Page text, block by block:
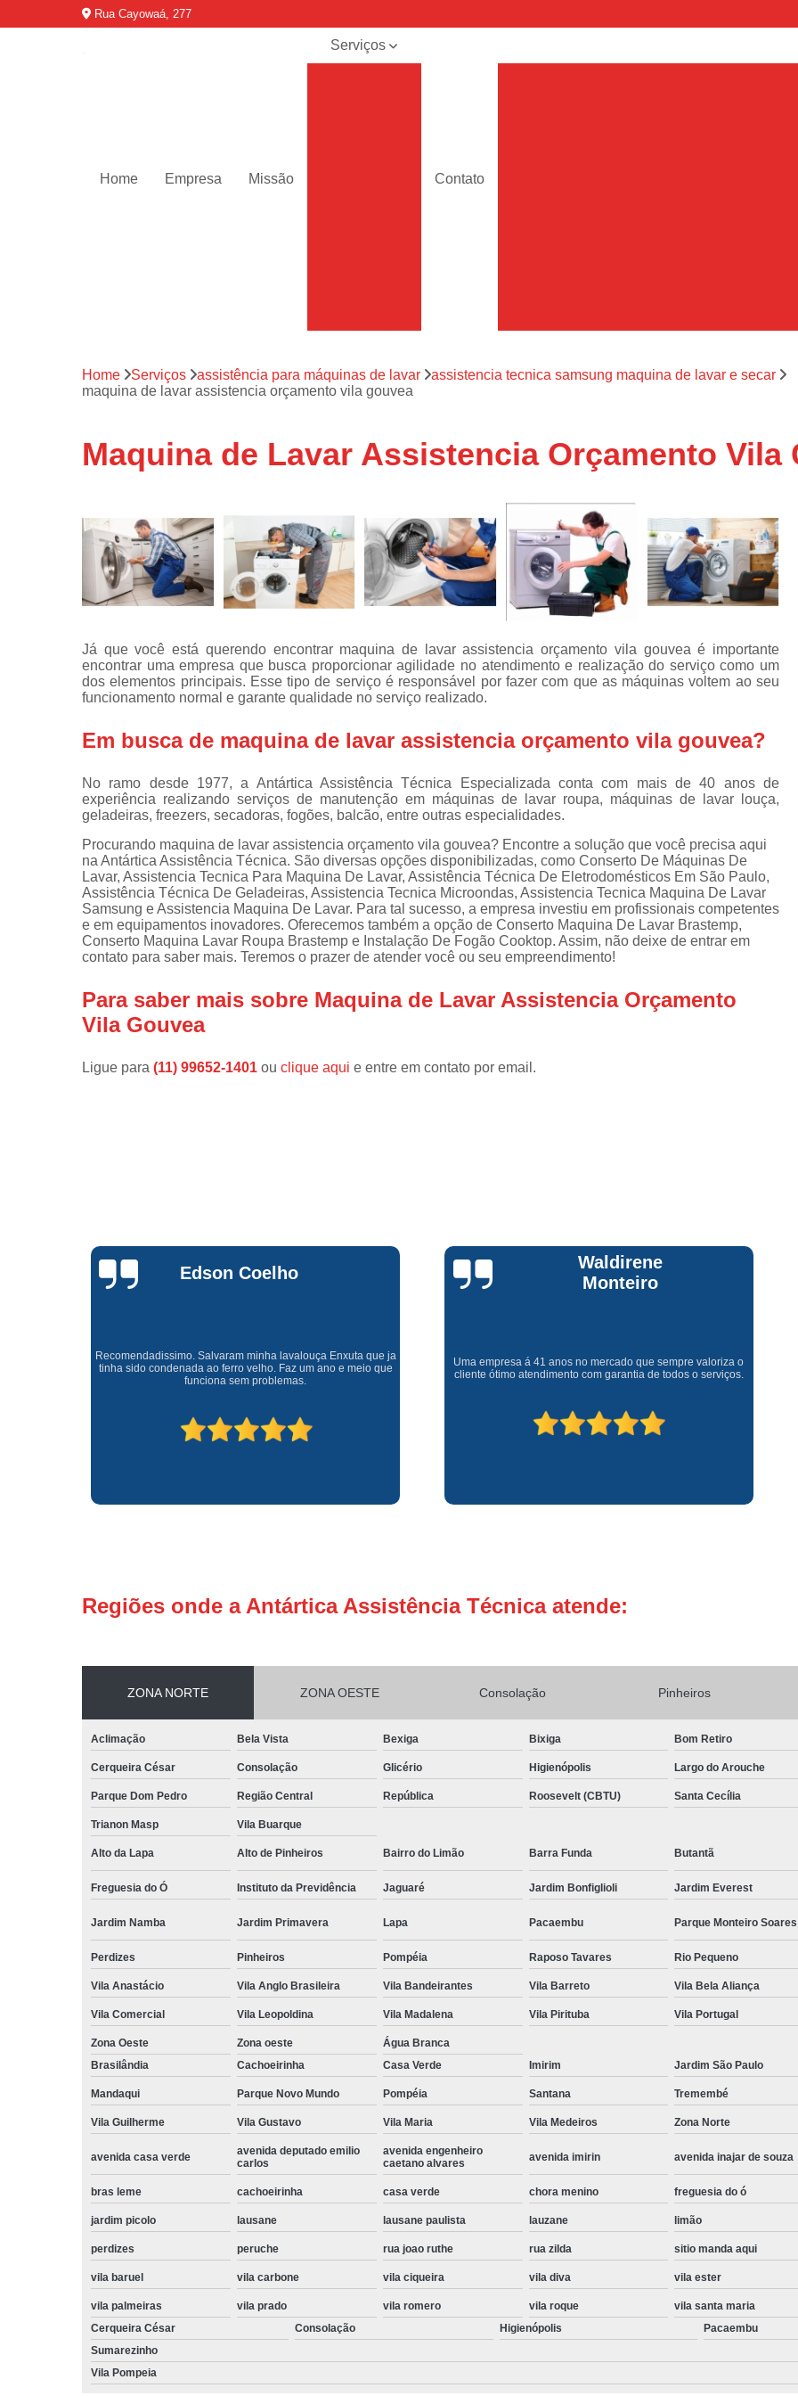
Rua Cayowaá, 277
Home Empresa Missão
Serviços
refrigeradores
técnica de
secadoras
fogão
microondas
Conserto de
máquinas de
lavar
Consertos de
Consertos de
geladeiras
expositoras
fogões
máquinas de
lavar roupa
Instalações de
lava e seca
Manutenções
de fogão
Manutenções
em freezer
Contato
Assistencia Tecnica
Assistencia Tecnica Ar
Assistencia Tecnica
Assistencia Tecnica de
Assistencia Tecnica
Assistencia Tecnica para Ar Condicionado
Assistencia Tecnica Geladeira
Assistencia Tecnica Resfriar Geladeira
Geladeira Electrolux Assistencia
Assistencia Tecnica de Refrigerador Electrolux
Assistencia Tecnica Refrigerador
Assistencia Tecnica
Assistencia Tecnica Refrigerador Electrolux
Refrigerador Assistencia Tecnica
Assistencia Tecnica Lavadora Secadora
Assistencia Tecnica Maquina Secadora de
Assistencia Tecnica
Assistencia Tecnica Brastemp
Assistencia Tecnica
Assistencia Tecnica Microondas
Microondas Brastemp Assistencia Tecnica
Conserto de Maquina de Lavar
Conserto Maquina de Lavar Roupa
Conserto de Geladeira Expositora de Bebidas
Conserto e
Conserto e Manutenção de Geladeira
Brastemp Instalação Fogão
Instalação de Fogão Brastemp
Instalação de Fogão de Embutir
Instalação Fogão Brastemp
Instalação
Instalação de Maquina de Lavar Roupa
Instalação Maquina de Lavar
Instalação para Maquina de Lavar
Instalar Maquina Lavar Roupa
Instalação de Lava e Seca Samsung
Instalação Lava e Seca
Instalação
Instalação Maquina Lava e Seca
Instalação Samsung Lava e
Lava e Seca Samsung Instalação
Manutenção de
Manutenção de Fogão
Home Serviços assistência para máquinas de lavar
assistencia tecnica samsung maquina de lavar e secar
maquina de lavar assistencia orçamento vila gouvea
Maquina de Lavar Assistencia Orçamento Vila
Já que você está querendo encontrar maquina de lavar assistencia orçamento vila gouvea é importante
encontrar uma empresa que busca proporcionar agilidade no atendimento e realização do serviço como um
dos elementos principais. Esse tipo de serviço é responsável por fazer com que as máquinas voltem ao seu
funcionamento normal e garante qualidade no serviço realizado.
Em busca de maquina de lavar assistencia orçamento vila gouvea?
No ramo desde 1977, a Antártica Assistência Técnica Especializada conta com mais de 40 anos de
experiência realizando serviços de manutenção em máquinas de lavar roupa, máquinas de lavar louça,
geladeiras, freezers, secadoras, fogões, balcão, entre outras especialidades.
Procurando maquina de lavar assistencia orçamento vila gouvea? Encontre a solução que você precisa aqui
na Antártica Assistência Técnica. São diversas opções disponibilizadas, como Conserto De Máquinas De
Lavar, Assistencia Tecnica Para Maquina De Lavar, Assistência Técnica De Eletrodomésticos Em São Paulo,
Assistência Técnica De Geladeiras, Assistencia Tecnica Microondas, Assistencia Tecnica Maquina De Lavar
Samsung e Assistencia Maquina De Lavar. Para tal sucesso, a empresa investiu em profissionais competentes
e em equipamentos inovadores. Oferecemos também a opção de Conserto Maquina De Lavar Brastemp,
Conserto Maquina Lavar Roupa Brastemp e Instalação De Fogão Cooktop. Assim, não deixe de entrar em
contato para saber mais. Teremos o prazer de atender você ou seu empreendimento!
Para saber mais sobre Maquina de Lavar Assistencia Orçamento
Vila Gouvea
Ligue para (11) 99652-1401 ou clique aqui e entre em contato por email.
Waldirene
Monteiro
Uma empresa á 41 anos no mercado que sempre valoriza o
cliente ótimo atendimento com garantia de todos o serviços.
Claúdia
Andrullis
telefônico (q hj infelizmente é um problema), e a eficiência do
técnico Sr Henrique na solução do problema da minha lava e
seca q minha família não vive mais sem. #recomendo os
Regiões onde a Antártica Assistência Técnica atende:
ZONA NORTE ZONA OESTE Consolação Pinheiros
Aclimação Bela Vista Bexiga Bixiga Bom Retiro
Cerqueira César Consolação Glicério Higienópolis Largo do Arouche
Parque Dom Pedro Região Central República Roosevelt (CBTU) Santa Cecília
Trianon Masp Vila Buarque
Alto da Lapa Alto de Pinheiros Bairro do Limão Barra Funda Butantã
Freguesia do Ó Instituto da Previdência Jaguaré Jardim Bonfiglioli Jardim Everest
Jardim Namba Jardim Primavera Lapa Pacaembu Parque Monteiro Soares
Perdizes Pinheiros Pompéia Raposo Tavares Rio Pequeno
Vila Anastácio Vila Anglo Brasileira Vila Bandeirantes Vila Barreto Vila Bela Aliança
Vila Comercial Vila Leopoldina Vila Madalena Vila Pirituba Vila Portugal
Zona Oeste Zona oeste
Água Branca
Brasilândia
Cachoeirinha Casa Verde Imirim Jardim São Paulo
Mandaqui Parque Novo Mundo Pompéia Santana Tremembé
Vila Guilherme Vila Gustavo Vila Maria Vila Medeiros Zona Norte
avenida casa verde
avenida deputado emilio
carlos
avenida engenheiro
caetano alvares
avenida imirin avenida inajar de souza
bras leme cachoeirinha casa verde chora menino freguesia do ó
jardim picolo lausane lausane paulista lauzane limão
perdizes peruche rua joao ruthe rua zilda sitio manda aqui
vila baruel vila carbone vila ciqueira vila diva vila ester
vila palmeiras vila prado vila romero vila roque vila santa maria
Cerqueira César
Consolação Higienópolis Pacaembu
Sumarezinho
Vila Pompeia